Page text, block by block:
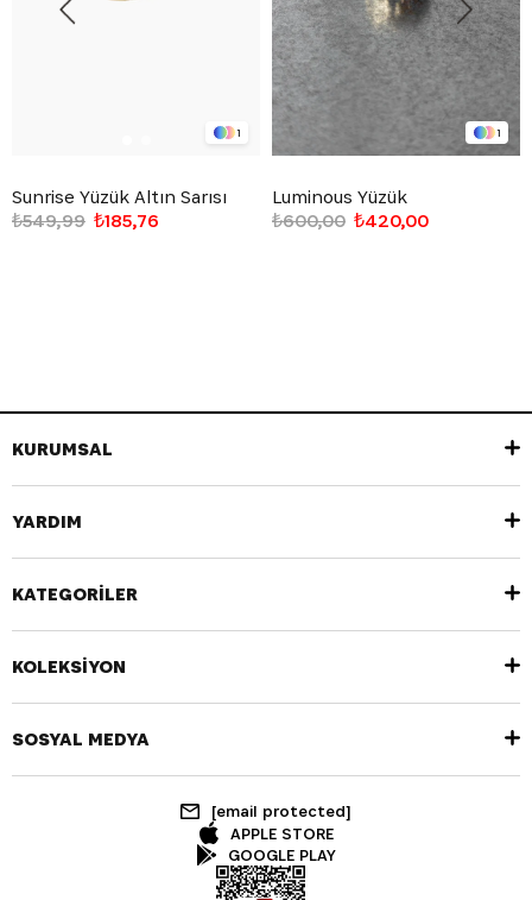
1
Sunrise Yüzük Altın Sarısı
₺185,76
₺549,99
1
Luminous Yüzük
₺420,00
₺600,00
KURUMSAL
YARDIM
KATEGORİLER
KOLEKSİYON
SOSYAL MEDYA
[email protected]
APPLE STORE
GOOGLE PLAY